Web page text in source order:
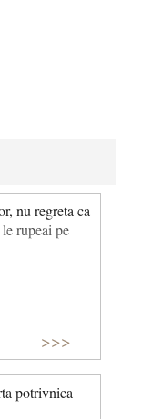
nu regreta ca
rupeai pe
>>>
potrivnica